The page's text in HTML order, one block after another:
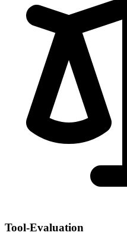
Tool-Evaluation